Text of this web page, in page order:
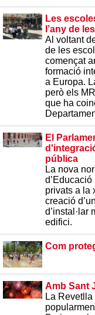
Les
l’any de
Al voltant
de les
començat
formació
a Europa.
però els
que ha
El
pública
La nova
privats a la
creació
d’instal·lar
edifici.
Com
Amb Sant
La